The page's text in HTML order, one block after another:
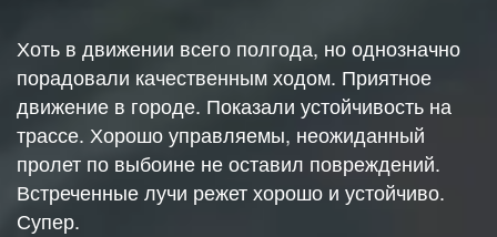
Хоть в движении всего полгода, но однозначно
порадовали качественным ходом. Приятное
движение в городе. Показали устойчивость на
трассе. Хорошо управляемы, неожиданный
пролет по выбоине не оставил повреждений.
Встреченные лучи режет хорошо и устойчиво.
Супер.